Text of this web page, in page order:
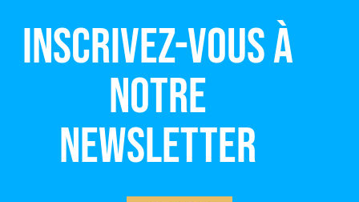
Inscrivez-vous à
notre
newsletter